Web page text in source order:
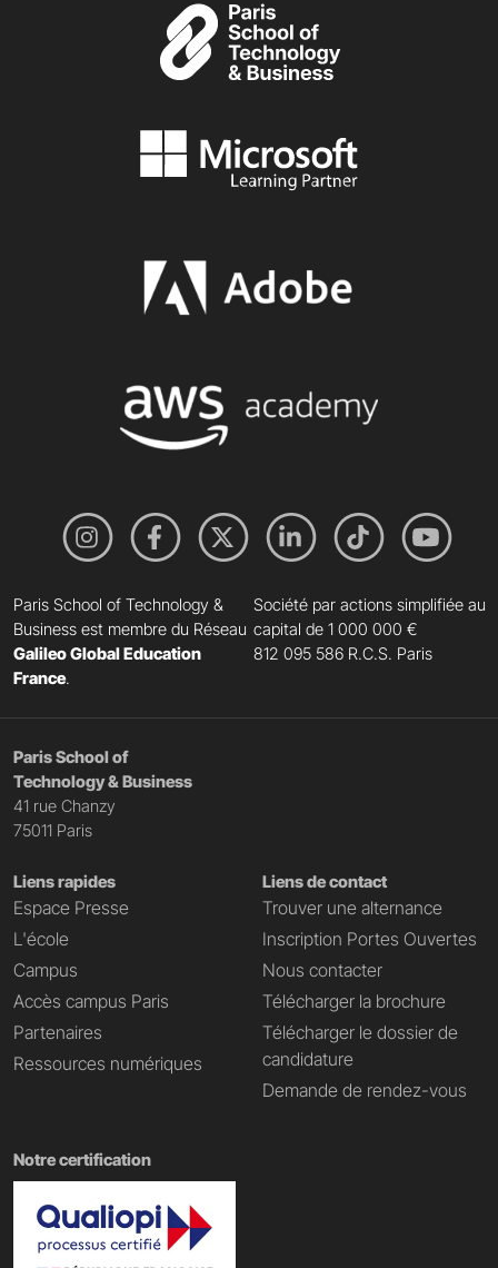
Paris School of Technology &
Business est membre du Réseau
Galileo Global Education
France.
Société par actions simplifiée au
capital de 1 000 000 €
812 095 586 R.C.S. Paris
Paris School of
Technology & Business
41 rue Chanzy
75011 Paris
Liens rapides
Espace Presse
L'école
Campus
Accès campus Paris
Partenaires
Ressources numériques
Liens de contact
Trouver une alternance
Inscription Portes Ouvertes
Nous contacter
Télécharger la brochure
Télécharger le dossier de
candidature
Demande de rendez-vous
Notre certification